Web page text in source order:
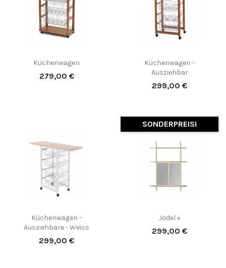
Küchenwagen
Preis
279,00 €
Küchenwagen -
Ausziehbar
Preis
299,00 €
Küchenwagen -
Ausziehbare - Weiss
Preis
299,00 €
Jodel +
Preis
299,00 €
SONDERPREIS!